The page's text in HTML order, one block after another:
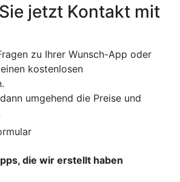
jetzt Kontakt mit
zu Ihrer Wunsch-App oder
kostenlosen
umgehend die Preise und
die wir erstellt haben